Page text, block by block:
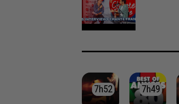
7h52
7h52 7h49
7h49